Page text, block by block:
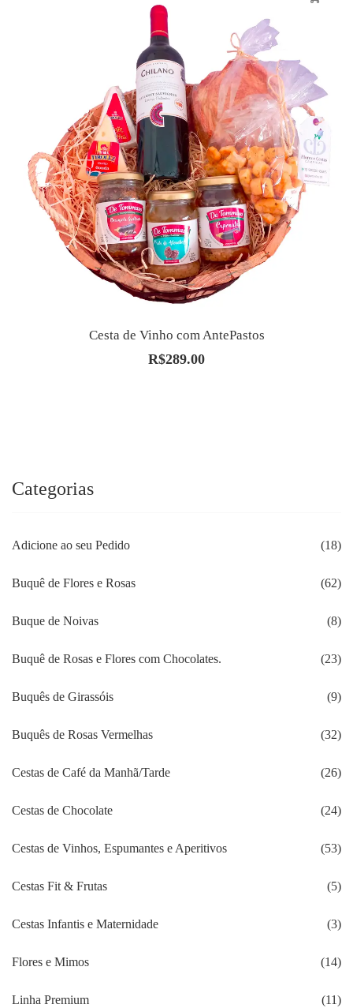
Cesta de Vinho com AntePastos
R$289.00
Categorias
Adicione ao seu Pedido (18)
Buquê de Flores e Rosas (62)
Buque de Noivas (8)
Buquê de Rosas e Flores com Chocolates. (23)
Buquês de Girassóis (9)
Buquês de Rosas Vermelhas (32)
Cestas de Café da Manhã/Tarde (26)
Cestas de Chocolate (24)
Cestas de Vinhos, Espumantes e Aperitivos (53)
Cestas Fit & Frutas (5)
Cestas Infantis e Maternidade (3)
Flores e Mimos (14)
Linha Premium (11)